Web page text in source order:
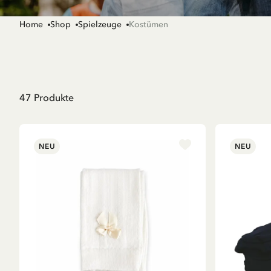
Home Shop Spielzeuge Kostümen
47 Produkte
NEU NEU